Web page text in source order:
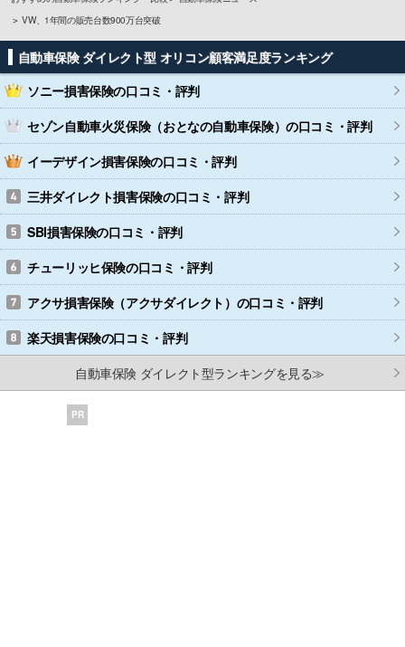
VW、1年間の販売台数900万台突破
自動車保険 ダイレクト型 オリコン顧客満足度ランキング
ソニー損害保険の口コミ・評判
セゾン自動車火災保険（おとなの自動車保険）の口コミ・評判
イーデザイン損害保険の口コミ・評判
三井ダイレクト損害保険の口コミ・評判
SBI損害保険の口コミ・評判
チューリッヒ保険の口コミ・評判
アクサ損害保険（アクサダイレクト） の口コミ・評判
楽天損害保険の口コミ・評判
自動車保険 ダイレクト型ランキングを見る≫
PR